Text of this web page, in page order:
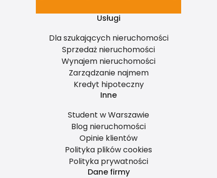
Usługi
Dla szukających nieruchomości
Sprzedaż nieruchomości
Wynajem nieruchomości
Zarządzanie najmem
Kredyt hipoteczny
Inne
Student w Warszawie
Blog nieruchomości
Opinie klientów
Polityka plików cookies
Polityka prywatności
Dane firmy